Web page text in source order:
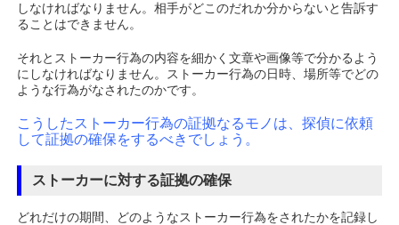
しなければなりません。相手がどこのだれか分からないと告訴す
ることはできません。
それとストーカー行為の内容を細かく文章や画像等で分かるよう
にしなければなりません。ストーカー行為の日時、場所等でどの
ような行為がなされたのかです。
こうしたストーカー行為の証拠なるモノは、探偵に依頼
して証拠の確保をするべきでしょう。
ストーカーに対する証拠の確保
どれだけの期間、どのようなストーカー行為をされたかを記録し